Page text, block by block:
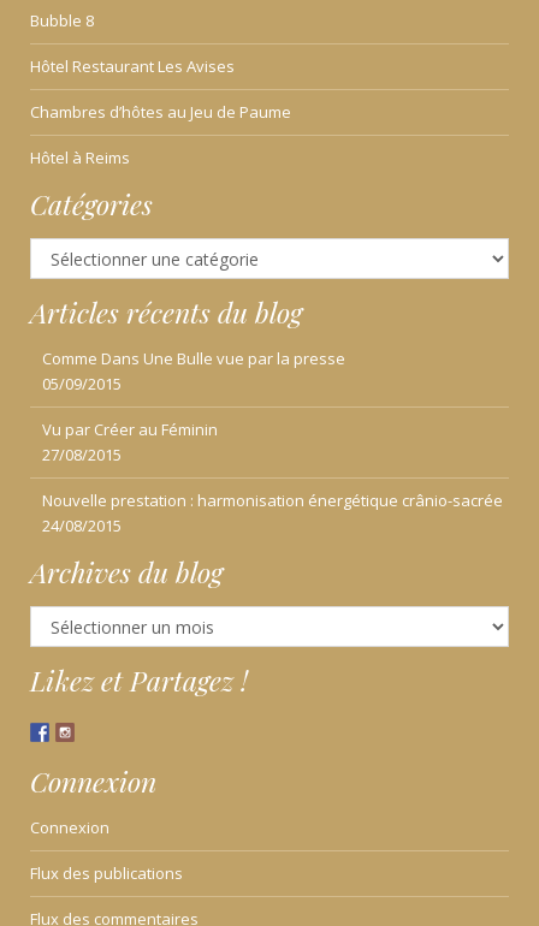
Bubble 8
Hôtel Restaurant Les Avises
Chambres d’hôtes au Jeu de Paume
Hôtel à Reims
Catégories
Catégories
Articles récents du blog
Comme Dans Une Bulle vue par la presse
05/09/2015
Vu par Créer au Féminin
27/08/2015
Nouvelle prestation : harmonisation énergétique crânio-sacrée
24/08/2015
Archives du blog
Archives
du
blog
Likez et Partagez !
Connexion
Connexion
Flux des publications
Flux des commentaires